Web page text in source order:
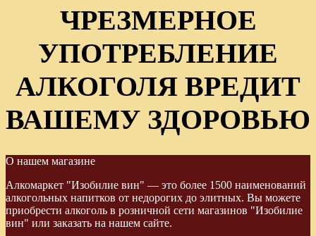
ЧРЕЗМЕРНОЕ
УПОТРЕБЛЕНИЕ
АЛКОГОЛЯ ВРЕДИТ
ВАШЕМУ ЗДОРОВЬЮ
О нашем магазине
Алкомаркет "Изобилие вин" — это более 1500 наименований
алкогольных напитков от недорогих до элитных. Вы можете
приобрести алкоголь в розничной сети магазинов "Изобилие
вин" или заказать на нашем сайте.